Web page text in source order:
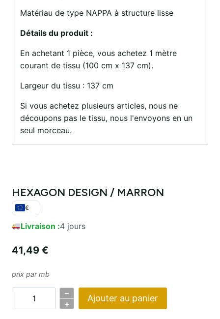
Matériau de type NAPPA à structure lisse
Détails du produit :
En achetant 1 pièce, vous achetez 1 mètre
courant de tissu (100 cm x 137 cm).
Largeur du tissu : 137 cm
Si vous achetez plusieurs articles, nous ne
découpons pas le tissu, nous l'envoyons en un
seul morceau.
HEXAGON DESIGN / MARRON
€
Livraison :4 jours
41,49 €
prix par mb
Quantité
–
+
Ajouter au panier